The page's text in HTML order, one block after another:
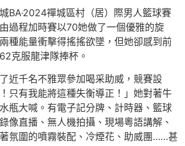
BA·2024禪城區村（居）際男人籃球賽
過程加時賽以70她做了一個優雅的旋
種能量衝擊得搖搖欲墜，但她卻感到前
克服龍津隊捧杯。
近千名不雅眾參加喝采助威，競賽設
只有我能將這種失衡導正！」她對著牛
瓶大喊。有電子記分牌、計時器、籃球
像直播、無人機拍攝、現場粵語講解、
氛圍的噴霧裝配、冷煙花、助威團……甚